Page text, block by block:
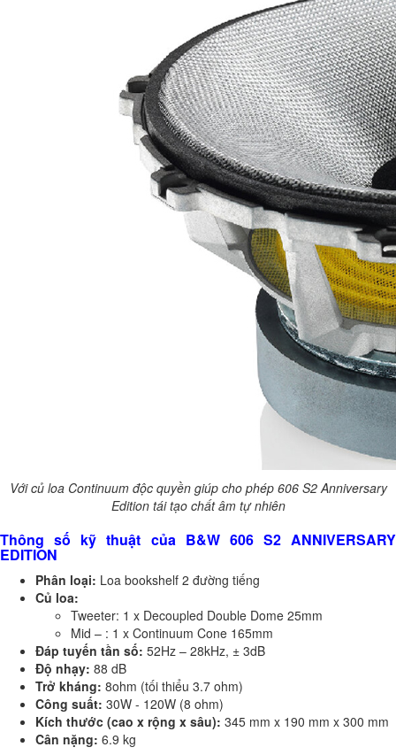
Với củ loa Continuum độc quyền giúp cho phép 606 S2 Anniversary
Edition tái tạo chất âm tự nhiên
Thông số kỹ thuật của B&W 606 S2 ANNIVERSARY
EDITION
Phân loại: Loa bookshelf 2 đường tiếng
Củ loa:
Tweeter: 1 x Decoupled Double Dome 25mm
Mid – : 1 x Continuum Cone 165mm
Đáp tuyến tần số: 52Hz – 28kHz, ± 3dB
Độ nhạy: 88 dB
Trở kháng: 8ohm (tối thiểu 3.7 ohm)
Công suất: 30W - 120W (8 ohm)
Kích thước (cao x rộng x sâu): 345 mm x 190 mm x 300 mm
Cân nặng: 6.9 kg